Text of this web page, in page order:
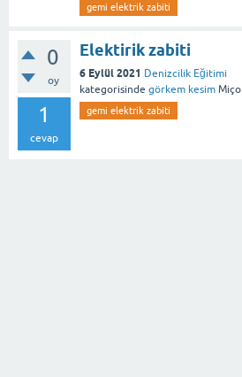
gemi elektrik zabiti
0
oy
1
cevap
Elektirik zabiti
6 Eylül 2021 Denizcilik Eğitimi
kategorisinde görkem kesim Miço
gemi elektrik zabiti